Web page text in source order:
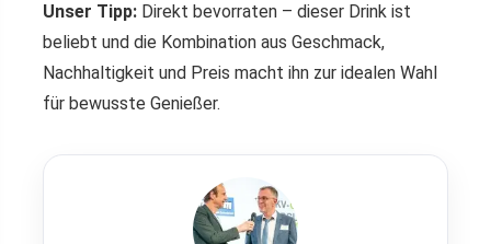
Unser Tipp: Direkt bevorraten – dieser Drink ist
beliebt und die Kombination aus Geschmack,
Nachhaltigkeit und Preis macht ihn zur idealen Wahl
für bewusste Genießer.